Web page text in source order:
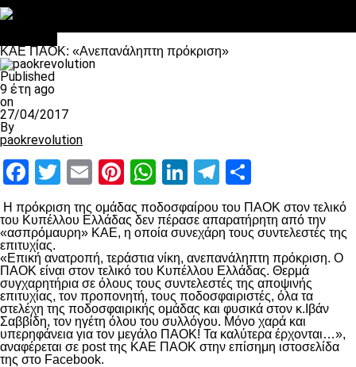
ΚΑΕ ΠΑΟΚ: «Ανεπανάληπτη πρόκριση»
Published
9 έτη ago
on
27/04/2017
By
paokrevolution
Facebook
Twitter
EmailPinterest
WhatsApp
LinkedIn
Telegram
Η πρόκριση της ομάδας ποδοσφαίρου του ΠΑΟΚ στον τελικό
του Κυπέλλου Ελλάδας δεν πέρασε απαρατήρητη από την
«ασπρόμαυρη» ΚΑΕ, η οποία συνεχάρη τους συντελεστές της
επιτυχίας.
«Επική ανατροπή, τεράστια νίκη, ανεπανάληπτη πρόκριση. Ο
ΠΑΟΚ είναι στον τελικό του Κυπέλλου Ελλάδας. Θερμά
συγχαρητήρια σε όλους τους συντελεστές της αποψινής
επιτυχίας, τον προπονητή, τους ποδοσφαιριστές, όλα τα
στελέχη της ποδοσφαιρικής ομάδας και φυσικά στον κ.Ιβάν
Σαββίδη, τον ηγέτη όλου του συλλόγου. Μόνο χαρά και
υπερηφάνεια για τον μεγάλο ΠΑΟΚ! Τα καλύτερα έρχονται…»,
αναφέρεται σε post της ΚΑΕ ΠΑΟΚ στην επίσημη ιστοσελίδα
της στο Facebook.